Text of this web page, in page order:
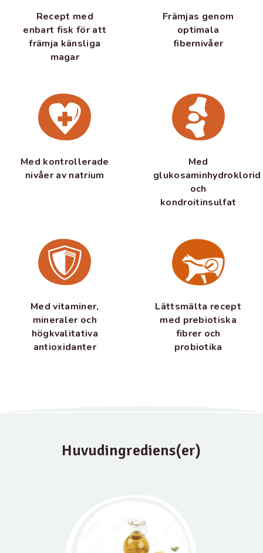
Recept med
enbart fisk för att
främja känsliga
magar
Främjas genom
optimala
fibernivåer
Med kontrollerade
nivåer av natrium
Med
glukosaminhydroklorid
och
kondroitinsulfat
Med vitaminer,
mineraler och
högkvalitativa
antioxidanter
Lättsmälta recept
med prebiotiska
fibrer och
probiotika
Huvudingrediens(er)